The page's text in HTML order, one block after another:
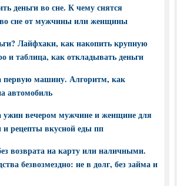
деньги во сне. К чему снятся
сне от мужчины или женщины
Лайфхаки, как накопить крупную
и таблица, как откладывать деньги
первую машину. Алгоритм, как
автомобиль
ужин вечером мужчине и женщине для
и рецепты вкусной еды пп
возврата на карту или наличными.
безвозмездно: не в долг, без займа и